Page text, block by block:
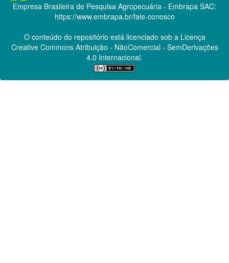
Empresa Brasileira de Pesquisa Agropecuária - Embrapa SAC:
https://www.embrapa.br/fale-conosco
O conteúdo do repositório está licenciado sob a Licença
Creative CommonsAtribuição - NãoComercial - SemDerivações
4.0 Internacional.